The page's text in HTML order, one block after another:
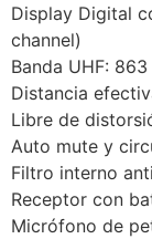
Display Digital
channel)
Banda UHF:
Distancia
Libre de
Auto mute y
Filtro interno
Receptor con
Micrófono de